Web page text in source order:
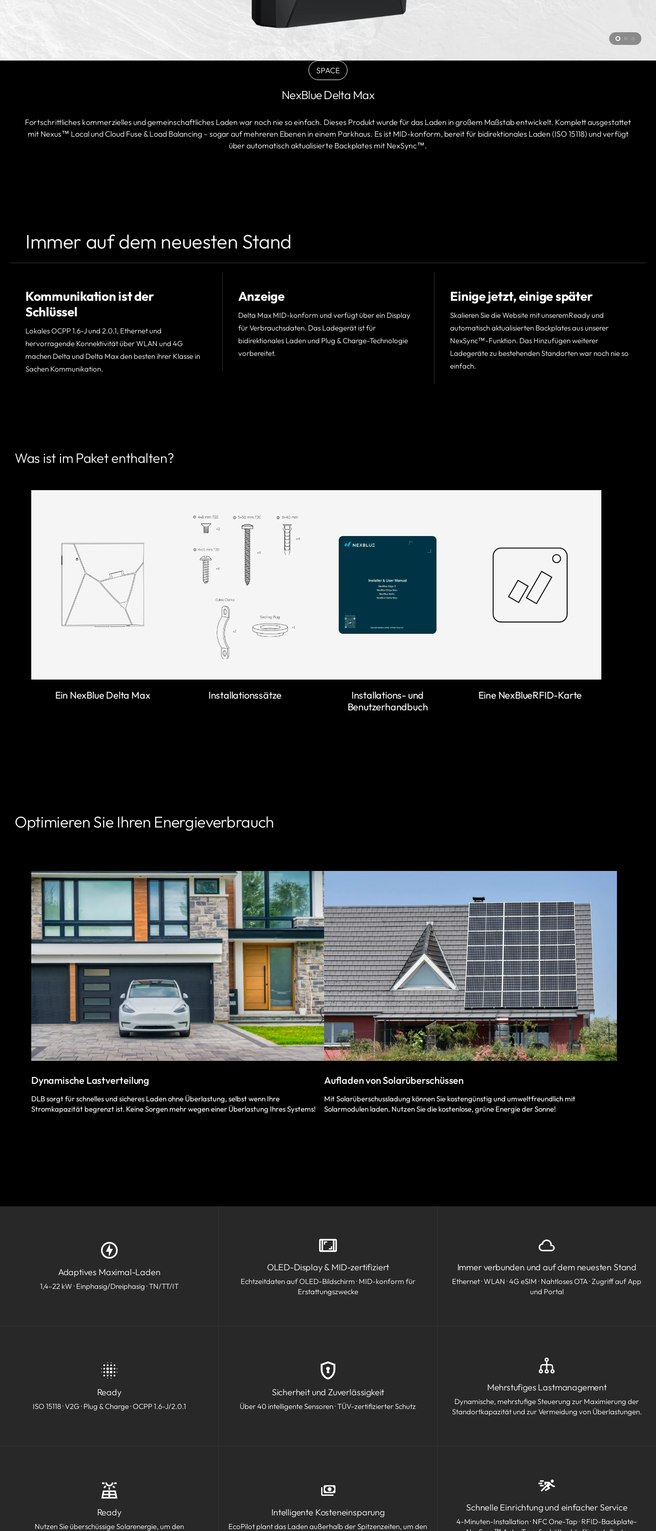
SPACE
BLACK
ausverkauft
nicht
verfügbar
NexBlue Delta Max
Fortschrittliches kommerzielles und gemeinschaftliches Laden war noch nie so einfach. Dieses Produkt wurde für das Laden in großem Maßstab entwickelt. Komplett ausgestattet
mit Nexus™ Local und Cloud Fuse & Load Balancing – sogar auf mehreren Ebenen in einem Parkhaus. Es ist MID-konform, bereit für bidirektionales Laden (ISO 15118) und verfügt
über automatisch aktualisierte Backplates mit NexSync™.
Immer auf dem neuesten Stand
Kommunikation ist der
Schlüssel
Lokales OCPP 1.6-J und 2.0.1, Ethernet und
hervorragende Konnektivität über WLAN und 4G
machen Delta und Delta Max den besten ihrer Klasse in
Sachen Kommunikation.
Anzeige
Delta Max MID-konform und verfügt über ein Display
für Verbrauchsdaten. Das Ladegerät ist für
bidirektionales Laden und Plug & Charge-Technologie
vorbereitet.
Einige jetzt, einige später
Skalieren Sie die Website mit unseremReady und
automatisch aktualisierten Backplates aus unserer
NexSync™-Funktion. Das Hinzufügen weiterer
Ladegeräte zu bestehenden Standorten war noch nie so
einfach.
Was ist im Paket enthalten?
Ein NexBlue Delta Max Installationssätze
Installations- und
Benutzerhandbuch
Eine NexBlueRFID-Karte
Optimieren Sie Ihren Energieverbrauch
Dynamische Lastverteilung
DLB sorgt für schnelles und sicheres Laden ohne Überlastung, selbst wenn Ihre
Stromkapazität begrenzt ist. Keine Sorgen mehr wegen einer Überlastung Ihres Systems!
Aufladen von Solarüberschüssen
Mit Solarüberschussladung können Sie kostengünstig und umweltfreundlich mit
Solarmodulen laden. Nutzen Sie die kostenlose, grüne Energie der Sonne!
Adaptives Maximal-Laden
1,4–22 kW · Einphasig/Dreiphasig · TN/TT/IT
OLED-Display & MID-zertifiziert
Echtzeitdaten auf OLED-Bildschirm · MID-konform für
Erstattungszwecke
Immer verbunden und auf dem neuesten Stand
Ethernet · WLAN · 4G eSIM · Nahtloses OTA · Zugriff auf App
und Portal
Ready
ISO 15118 · V2G · Plug & Charge · OCPP 1.6-J/2.0.1
Sicherheit und Zuverlässigkeit
Über 40 intelligente Sensoren · TÜV-zertifizierter Schutz
Mehrstufiges Lastmanagement
Dynamische, mehrstufige Steuerung zur Maximierung der
Standortkapazität und zur Vermeidung von Überlastungen.
Ready
Nutzen Sie überschüssige Solarenergie, um den
Intelligente Kosteneinsparung
EcoPilot plant das Laden außerhalb der Spitzenzeiten, um den
Schnelle Einrichtung und einfacher Service
4-Minuten-Installation · NFC One-Tap · RFID-Backplate-